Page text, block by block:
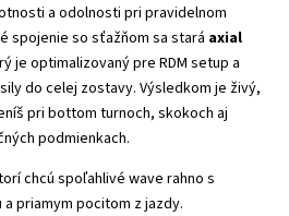
a odolnosti pri pravidelnom
spojenie so sťažňom sa stará axial
je optimalizovaný pre RDM setup a
do celej zostavy. Výsledkom je živý,
pri bottom turnoch, skokoch aj
podmienkach.
chcú spoľahlivé wave rahno s
priamym pocitom z jazdy.